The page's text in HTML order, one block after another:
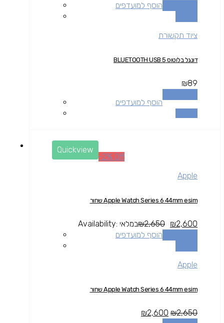
הוסף למועדפים
ציוד תקשורת
דונגל בלוטוס BLUETOOTH USB 5
₪89
הוסף למועדפים
Quickview
-2% Off
Apple
Apple Watch Series 6 44mm esim שחור
₪2,650 ₪2,600
Availability: במלאי
הוסף למועדפים
Apple
Apple Watch Series 6 44mm esim שחור
₪2,650
₪2,600